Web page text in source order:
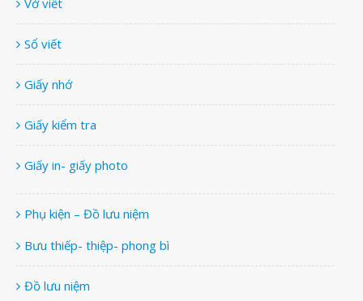
Vở viết
Sổ viết
Giấy nhớ
Giấy kiểm tra
Giấy in- giấy photo
Phụ kiện – Đồ lưu niệm
Bưu thiếp- thiệp- phong bì
Đồ lưu niệm